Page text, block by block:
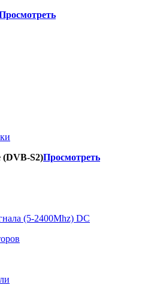
(DVB-S2)Просмотреть
(5-2400Mhz) DC